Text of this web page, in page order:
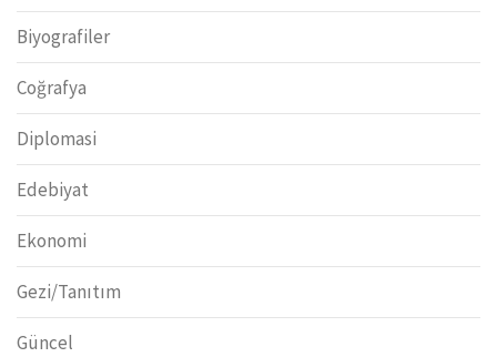
Biyografiler
Coğrafya
Diplomasi
Edebiyat
Ekonomi
Gezi/Tanıtım
Güncel